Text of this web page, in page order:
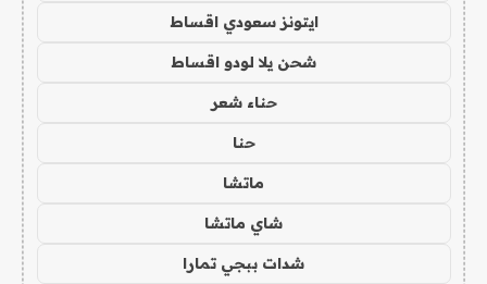
ايتونز سعودي اقساط
شحن يلا لودو اقساط
حناء شعر
حنا
ماتشا
شاي ماتشا
شدات ببجي تمارا